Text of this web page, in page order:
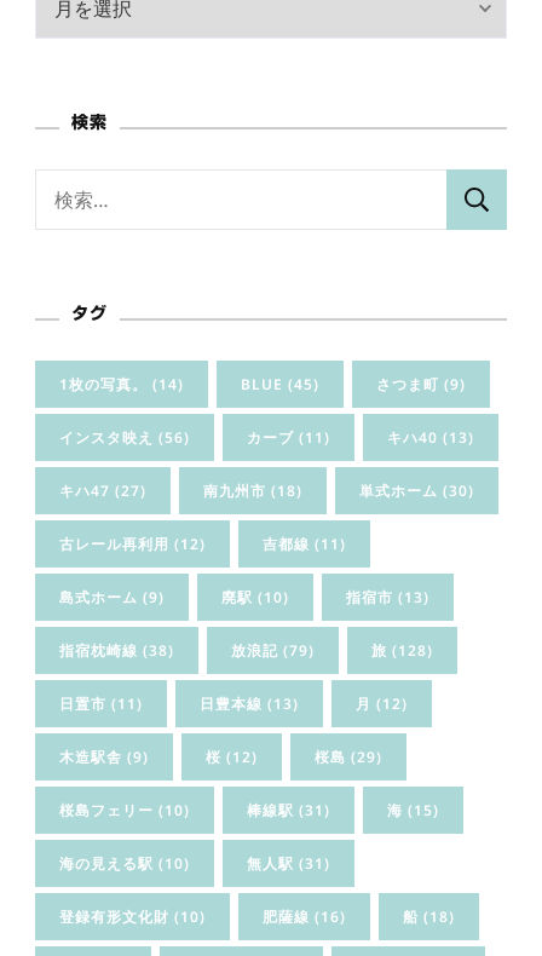
ブ
検索
タグ
1枚の写真。 (14) BLUE (45) さつま町 (9)
インスタ映え (56) カーブ (11) キハ40 (13)
キハ47 (27) 南九州市 (18) 単式ホーム (30)
古レール再利用 (12) 吉都線 (11)
島式ホーム (9) 廃駅 (10) 指宿市 (13)
指宿枕崎線 (38) 放浪記 (79) 旅 (128)
日置市 (11) 日豊本線 (13) 月 (12)
木造駅舎 (9) 桜 (12) 桜島 (29)
桜島フェリー (10) 棒線駅 (31) 海 (15)
海の見える駅 (10) 無人駅 (31)
登録有形文化財 (10) 肥薩線 (16) 船 (18)